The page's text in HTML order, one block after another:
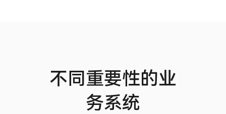
不同重要性的业
务系统